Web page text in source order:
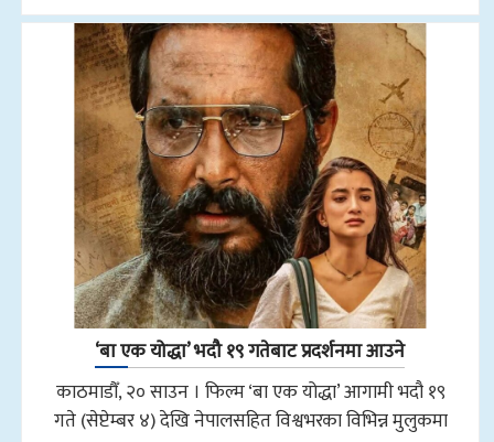
‘बा एक योद्धा’ भदौ १९ गतेबाट प्रदर्शनमा आउने
काठमाडौँ, २० साउन । फिल्म ‘बा एक योद्धा’ आगामी भदौ १९
गते (सेप्टेम्बर ४) देखि नेपालसहित विश्वभरका विभिन्न मुलुकमा